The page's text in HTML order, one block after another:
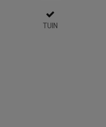
TUIN